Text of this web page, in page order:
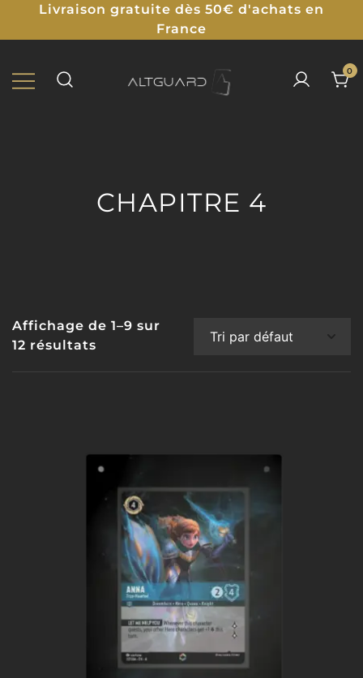
Livraison gratuite dès 50€ d'achats en
France
0
CHAPITRE 4
Affichage de 1–9 sur
12 résultats